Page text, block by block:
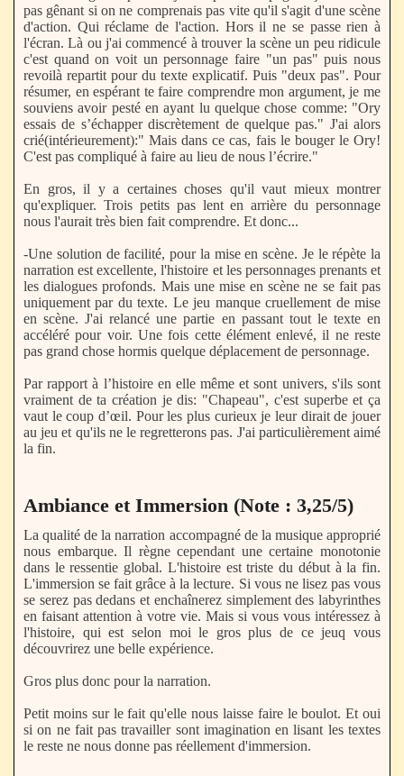
pas gênant si on ne comprenais pas vite qu'il s'agit d'une scène
d'action. Qui réclame de l'action. Hors il ne se passe rien à
l'écran. Là ou j'ai commencé à trouver la scène un peu ridicule
c'est quand on voit un personnage faire "un pas" puis nous
revoilà repartit pour du texte explicatif. Puis "deux pas". Pour
résumer, en espérant te faire comprendre mon argument, je me
souviens avoir pesté en ayant lu quelque chose comme: "Ory
essais de s’échapper discrètement de quelque pas." J'ai alors
crié(intérieurement):" Mais dans ce cas, fais le bouger le Ory!
C'est pas compliqué à faire au lieu de nous l’écrire."
En gros, il y a certaines choses qu'il vaut mieux montrer
qu'expliquer. Trois petits pas lent en arrière du personnage
nous l'aurait très bien fait comprendre. Et donc...
-Une solution de facilité, pour la mise en scène. Je le répète la
narration est excellente, l'histoire et les personnages prenants et
les dialogues profonds. Mais une mise en scène ne se fait pas
uniquement par du texte. Le jeu manque cruellement de mise
en scène. J'ai relancé une partie en passant tout le texte en
accéléré pour voir. Une fois cette élément enlevé, il ne reste
pas grand chose hormis quelque déplacement de personnage.
Par rapport à l’histoire en elle même et sont univers, s'ils sont
vraiment de ta création je dis: "Chapeau", c'est superbe et ça
vaut le coup d’œil. Pour les plus curieux je leur dirait de jouer
au jeu et qu'ils ne le regretterons pas. J'ai particulièrement aimé
la fin.
Ambiance et Immersion (Note : 3,25/5)
La qualité de la narration accompagné de la musique approprié
nous embarque. Il règne cependant une certaine monotonie
dans le ressentie global. L'histoire est triste du début à la fin.
L'immersion se fait grâce à la lecture. Si vous ne lisez pas vous
se serez pas dedans et enchaînerez simplement des labyrinthes
en faisant attention à votre vie. Mais si vous vous intéressez à
l'histoire, qui est selon moi le gros plus de ce jeuq vous
découvrirez une belle expérience.
Gros plus donc pour la narration.
Petit moins sur le fait qu'elle nous laisse faire le boulot. Et oui
si on ne fait pas travailler sont imagination en lisant les textes
le reste ne nous donne pas réellement d'immersion.